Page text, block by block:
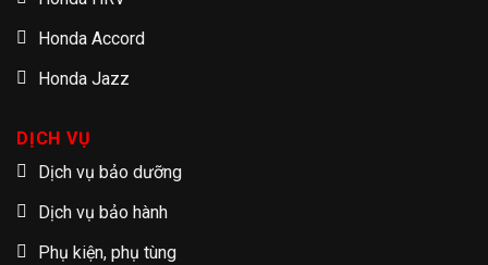
Honda Accord
Honda Jazz
DỊCH VỤ
Dịch vụ bảo dưỡng
Dịch vụ bảo hành
Phụ kiện, phụ tùng